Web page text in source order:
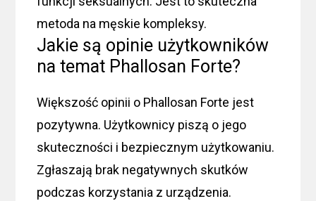
metoda na męskie kompleksy.
Jakie są opinie użytkowników
na temat Phallosan Forte?
Większość opinii o Phallosan Forte jest
pozytywna. Użytkownicy piszą o jego
skuteczności i bezpiecznym użytkowaniu.
Zgłaszają brak negatywnych skutków
podczas korzystania z urządzenia.